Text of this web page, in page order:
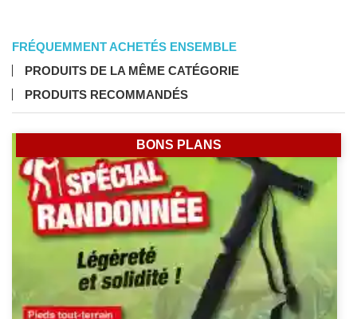
FRÉQUEMMENT ACHETÉS ENSEMBLE
PRODUITS DE LA MÊME CATÉGORIE
PRODUITS RECOMMANDÉS
BONS PLANS